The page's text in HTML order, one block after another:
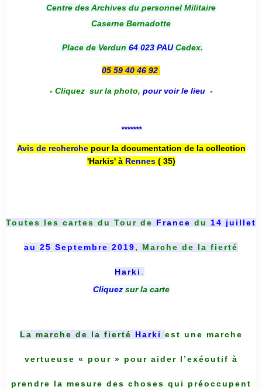
Centre des Archives du personnel Militaire
Caserne Bernadotte
Place de Verdun 64 023 PAUCedex.
05 59 40 46 92
- Cliquez sur la photo, pour voir le lieu -
*******
Avis de recherche pour la documentation de la collection
'Harkis' à Rennes( 35)
Toutes les cartes du Tour de France du 14 juillet
au 25 Septembre 2019, Marche de la fierté
Harki
Cliquez sur la carte
La marche de la fierté Harki est une marche
vertueuse « pour » pour aider l’exécutif à
prendre la mesure des choses qui préoccupent